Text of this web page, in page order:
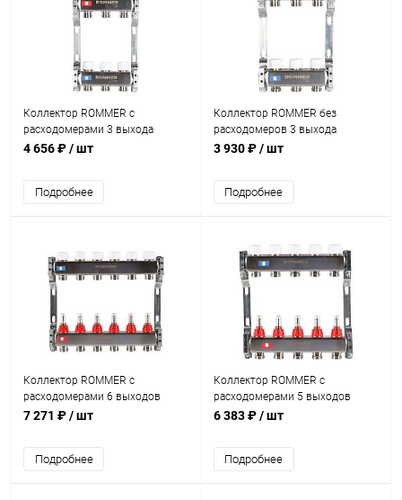
Коллектор ROMMER с
расходомерами 3 выхода
4 656 ₽/ шт
Подробнее
Коллектор ROMMER без
расходомеров 3 выхода
3 930 ₽/ шт
Подробнее
Коллектор ROMMER с
расходомерами 6 выходов
7 271 ₽/ шт
Подробнее
Коллектор ROMMER с
расходомерами 5 выходов
6 383 ₽/ шт
Подробнее